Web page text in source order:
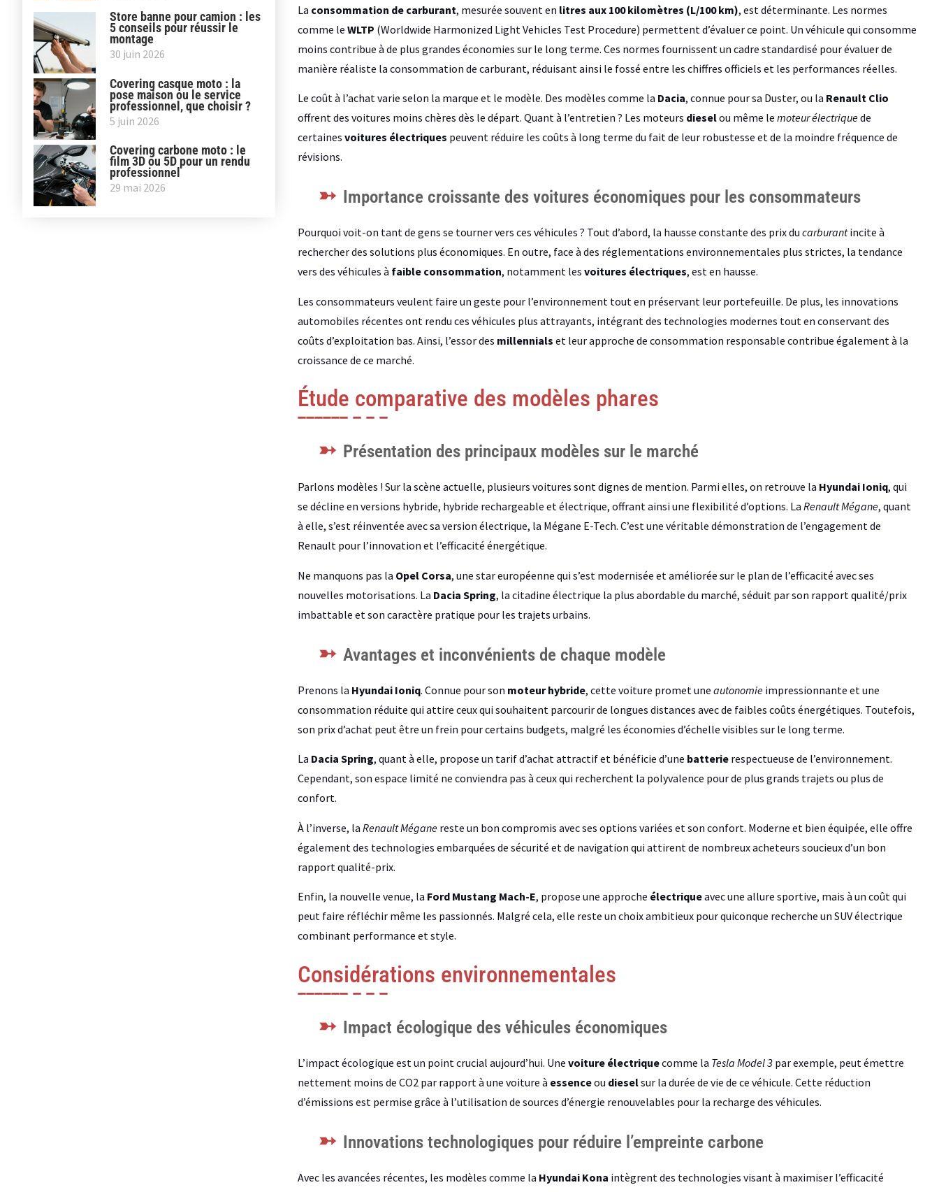
Store banne pour camion : les
5 conseils pour réussir le
montage
30 juin 2026
Covering casque moto : la
pose maison ou le service
professionnel, que choisir ?
5 juin 2026
Covering carbone moto : le
film 3D ou 5D pour un rendu
professionnel
29 mai 2026
La consommation de carburant, mesurée souvent en litres aux 100 kilomètres (L/100 km), est déterminante. Les normes
comme le WLTP (Worldwide Harmonized Light Vehicles Test Procedure) permettent d’évaluer ce point. Un véhicule qui consomme
moins contribue à de plus grandes économies sur le long terme. Ces normes fournissent un cadre standardisé pour évaluer de
manière réaliste la consommation de carburant, réduisant ainsi le fossé entre les chiffres officiels et les performances réelles.
Le coût à l’achat varie selon la marque et le modèle. Des modèles comme la Dacia, connue pour sa Duster, ou la Renault Clio
offrent des voitures moins chères dès le départ. Quant à l’entretien ? Les moteurs dieselou même le moteur électriquede
certaines voitures électriques peuvent réduire les coûts à long terme du fait de leur robustesse et de la moindre fréquence de
révisions.
Importance croissante des voitures économiques pour les consommateurs
Pourquoi voit-on tant de gens se tourner vers ces véhicules ? Tout d’abord, la hausse constante des prix du carburantincite à
rechercher des solutions plus économiques. En outre, face à des réglementations environnementales plus strictes, la tendance
vers des véhicules à faible consommation, notamment les voitures électriques, est en hausse.
Les consommateurs veulent faire un geste pour l’environnement tout en préservant leur portefeuille. De plus, les innovations
automobiles récentes ont rendu ces véhicules plus attrayants, intégrant des technologies modernes tout en conservant des
coûts d’exploitation bas. Ainsi, l’essor des millennials et leur approche de consommation responsable contribue également à la
croissance de ce marché.
Étude comparative des modèles phares
Présentation des principaux modèles sur le marché
Parlons modèles ! Sur la scène actuelle, plusieurs voitures sont dignes de mention. Parmi elles, on retrouve la Hyundai Ioniq, qui
se décline en versions hybride, hybride rechargeable et électrique, offrant ainsi une flexibilité d’options. La Renault Mégane, quant
à elle, s’est réinventée avec sa version électrique, la Mégane E-Tech. C’est une véritable démonstration de l’engagement de
Renault pour l’innovation et l’efficacité énergétique.
Ne manquons pas la Opel Corsa, une star européenne qui s’est modernisée et améliorée sur le plan de l’efficacité avec ses
nouvelles motorisations. La Dacia Spring, la citadine électrique la plus abordable du marché, séduit par son rapport qualité/prix
imbattable et son caractère pratique pour les trajets urbains.
Avantages et inconvénients de chaque modèle
Prenons la Hyundai Ioniq. Connue pour son moteur hybride, cette voiture promet une autonomieimpressionnante et une
consommation réduite qui attire ceux qui souhaitent parcourir de longues distances avec de faibles coûts énergétiques. Toutefois,
son prix d’achat peut être un frein pour certains budgets, malgré les économies d’échelle visibles sur le long terme.
La Dacia Spring, quant à elle, propose un tarif d’achat attractif et bénéficie d’une batterierespectueuse de l’environnement.
Cependant, son espace limité ne conviendra pas à ceux qui recherchent la polyvalence pour de plus grands trajets ou plus de
confort.
À l’inverse, la Renault Méganereste un bon compromis avec ses options variées et son confort. Moderne et bien équipée, elle offre
également des technologies embarquées de sécurité et de navigation qui attirent de nombreux acheteurs soucieux d’un bon
rapport qualité-prix.
Enfin, la nouvelle venue, la Ford Mustang Mach-E, propose une approche électriqueavec une allure sportive, mais à un coût qui
peut faire réfléchir même les passionnés. Malgré cela, elle reste un choix ambitieux pour quiconque recherche un SUV électrique
combinant performance et style.
Considérations environnementales
Impact écologique des véhicules économiques
L’impact écologique est un point crucial aujourd’hui. Une voiture électriquecomme la Tesla Model 3par exemple, peut émettre
nettement moins de CO2 par rapport à une voiture à essenceou dieselsur la durée de vie de ce véhicule. Cette réduction
d’émissions est permise grâce à l’utilisation de sources d’énergie renouvelables pour la recharge des véhicules.
Innovations technologiques pour réduire l’empreinte carbone
Avec les avancées récentes, les modèles comme la Hyundai Kona intègrent des technologies visant à maximiser l’efficacité